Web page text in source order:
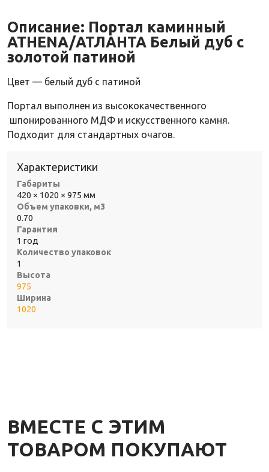
Описание: Портал каминный
ATHENA/АТЛАНТА Белый дуб с
золотой патиной
Цвет — белый дуб с патиной
Портал выполнен из высококачественного
шпонированного МДФ и искусственного камня.
Подходит для стандартных очагов.
Характеристики
Габариты
420 × 1020 × 975 мм
Объем упаковки, м3
0.70
Гарантия
1 год
Количество упаковок
1
Высота
975
Ширина
1020
ВМЕСТЕ С ЭТИМ
ТОВАРОМ ПОКУПАЮТ